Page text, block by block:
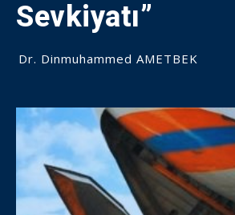
Sevkiyatı”
Dr. Dinmuhammed AMETBEK